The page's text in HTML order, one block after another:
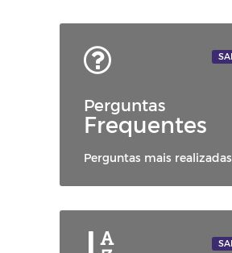
Perguntas
Frequentes
Perguntas mais